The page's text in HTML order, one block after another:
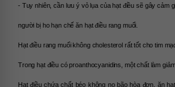
- Tuy nhiên, cần lưu ý vỏ lụa của hạt điều sẽ gây cảm
người bị ho hạn chế ăn hạt điều rang muối.
Hạt điều rang muối không cholesterol rất tốt cho tim
Trong hạt điều có proanthocyanidins, một chất làm
Hạt điều chứa chất béo không no bão hòa đơn, ăn